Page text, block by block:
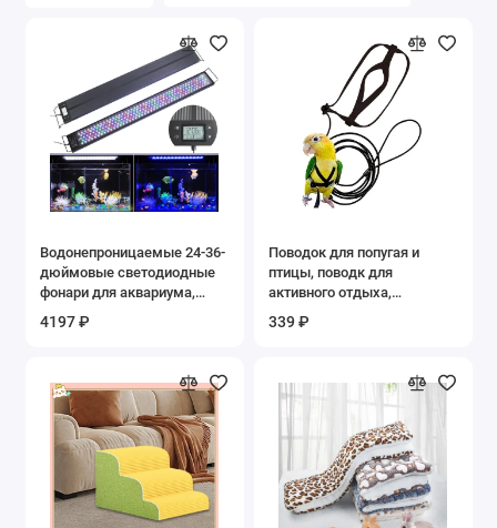
Водонепроницаемые 24-36-
дюймовые светодиодные
фонари для аквариума,
восхода и закаты, диммер
аквариум
4197 ₽
Поводок для попугая и
птицы, поводк для
активного отдыха,
лента для летающей
попугаев, корелл, птиц
339 ₽